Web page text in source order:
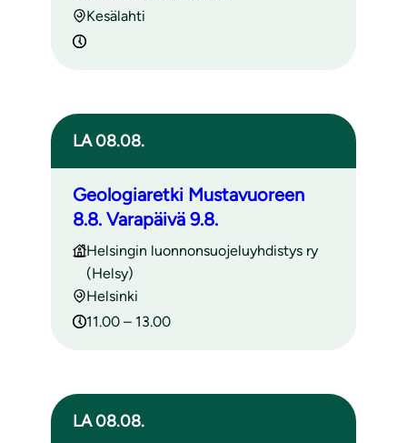
Kesälahti
LA 08.08.
Geologiaretki Mustavuoreen
8.8. Varapäivä 9.8.
Helsingin luonnonsuojeluyhdistys ry
(Helsy)
Helsinki
11.00 – 13.00
LA 08.08.